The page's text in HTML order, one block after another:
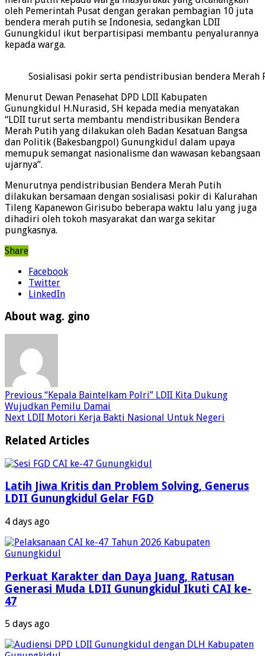
oleh Pemerintah Pusat dengan gerakan pembagian 10 juta
bendera merah putih se Indonesia, sedangkan LDII
Gunungkidul ikut berpartisipasi membantu penyalurannya
kepada warga.
Sosialisasi pokir serta pendistribusian bendera Merah
Menurut Dewan Penasehat DPD LDII Kabupaten
Gunungkidul H.Nurasid, SH kepada media menyatakan
“LDII turut serta membantu mendistribusikan Bendera
Merah Putih yang dilakukan oleh Badan Kesatuan Bangsa
dan Politik (Bakesbangpol) Gunungkidul dalam upaya
memupuk semangat nasionalisme dan wawasan kebangsaan
ujarnya”.
Menurutnya pendistribusian Bendera Merah Putih
dilakukan bersamaan dengan sosialisasi pokir di Kalurahan
Tileng Kapanewon Girisubo beberapa waktu lalu yang juga
dihadiri oleh tokoh masyarakat dan warga sekitar
pungkasnya.
Share
Facebook
Twitter
LinkedIn
About wag. gino
Previous “Kepala Baintelkam Polri” LDII Kita Dukung
Wujudkan Pemilu Damai
Next LDII Motori Kerja Bakti Nasional Untuk Negeri
Related Articles
Latih Jiwa Kritis dan Problem Solving, Generus
LDII Gunungkidul Gelar FGD
4 days ago
Perkuat Karakter dan Daya Juang, Ratusan
Generasi Muda LDII Gunungkidul Ikuti CAI ke-
47
5 days ago